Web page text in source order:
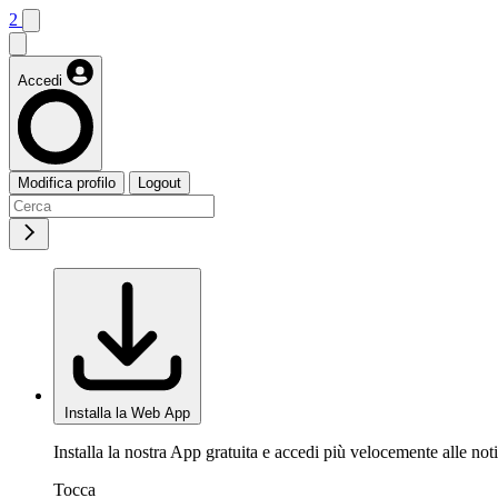
2
Accedi
Modifica profilo Logout
Installa la Web App
Installa la nostra App gratuita e accedi più velocemente alle
Tocca